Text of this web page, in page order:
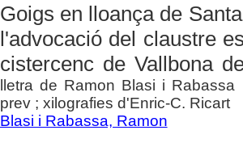
Goigs en lloança de
l'advocació del claustre
cistercenc de Vallbona
lletra de Ramon Blasi i
prev ; xilografies d'Enric-C. Ricart
Blasi i Rabassa, Ramon